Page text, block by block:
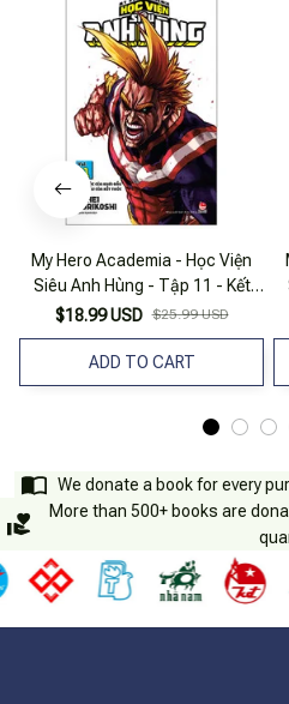
My Hero Academia - Học Viện
Siêu Anh Hùng - Tập 11 - Kết
Thúc Của Khởi Đầu - Khởi Đầu
Của Kết Thúc (Tái Bản 2025)
$18.99 USD $25.99 USD
ADD TO CART
We donate a book for every
More than 500+ books are